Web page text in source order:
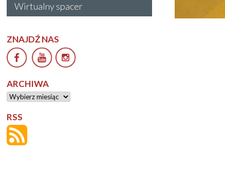
Wirtualny spacer
ZNAJDŹ NAS
ARCHIWA
Archiwa
RSS